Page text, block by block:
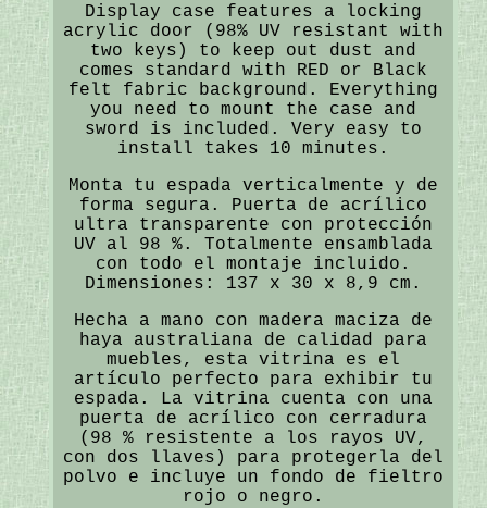
Display case features a locking
acrylic door (98% UV resistant with
two keys) to keep out dust and
comes standard with RED or Black
felt fabric background. Everything
you need to mount the case and
sword is included. Very easy to
install takes 10 minutes.
Monta tu espada verticalmente y de
forma segura. Puerta de acrílico
ultra transparente con protección
UV al 98 %. Totalmente ensamblada
con todo el montaje incluido.
Dimensiones: 137 x 30 x 8,9 cm.
Hecha a mano con madera maciza de
haya australiana de calidad para
muebles, esta vitrina es el
artículo perfecto para exhibir tu
espada. La vitrina cuenta con una
puerta de acrílico con cerradura
(98 % resistente a los rayos UV,
con dos llaves) para protegerla del
polvo e incluye un fondo de fieltro
rojo o negro.